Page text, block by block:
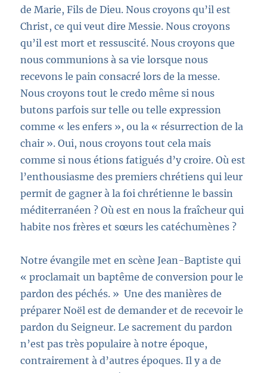
de Marie, Fils de Dieu. Nous croyons qu’il est
Christ, ce qui veut dire Messie. Nous croyons
qu’il est mort et ressuscité. Nous croyons que
nous communions à sa vie lorsque nous
recevons le pain consacré lors de la messe.
Nous croyons tout le credo même si nous
butons parfois sur telle ou telle expression
comme « les enfers », ou la « résurrection de la
chair ». Oui, nous croyons tout cela mais
comme si nous étions fatigués d’y croire. Où est
l’enthousiasme des premiers chrétiens qui leur
permit de gagner à la foichrétiennele bassin
méditerranéen ?Où est en nous la fraîcheurqui
habitenos frères et sœurs les catéchumènes ?
Notre évangile met en scène Jean-Baptiste qui
« proclamait un baptême de conversion pour le
pardon des péchés. » Une des manières de
préparer Noël est de demander et de recevoir le
pardon du Seigneur. Le sacrement du pardon
n’est pas très populaire à notre époque,
contrairement à d’autres époques. Il y a de